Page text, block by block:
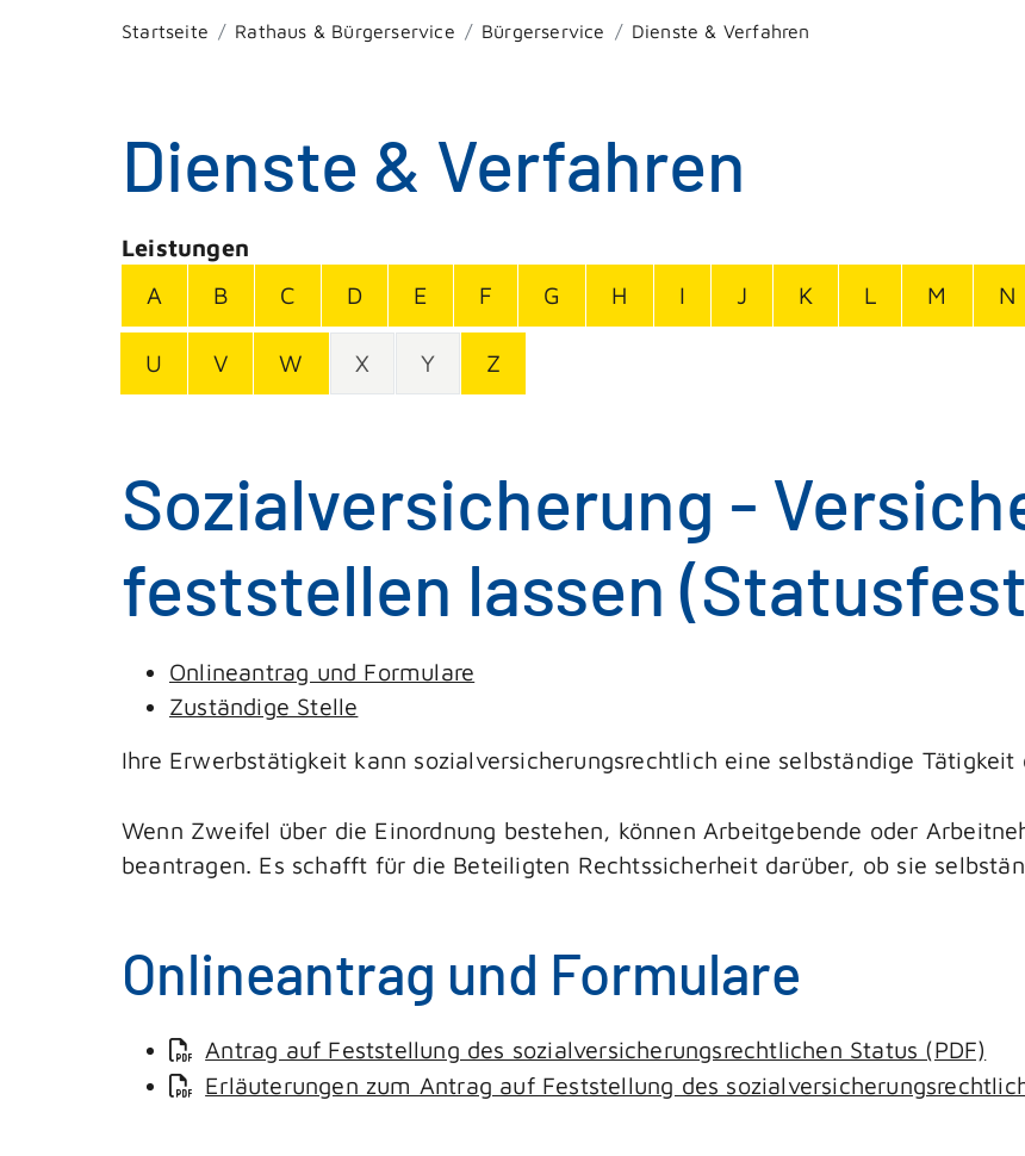
Startseite Rathaus & Bürgerservice Bürgerservice Dienste & Verfahren
Dienste & Verfahren
Leistungen
A
B C D E F G H I J K L M N
U V W X Y Z
Sozialversicherung -
feststellen lassen
Onlineantrag und Formulare
Zuständige Stelle
Ihre Erwerbstätigkeit kann sozialversicherungsrechtlich eine selbständige
Wenn Zweifel über die Einordnung bestehen, können Arbeitgebende oder
beantragen. Es schafft für die Beteiligten Rechtssicherheit darüber, ob sie
Onlineantrag und Formulare
Antrag auf Feststellung des sozialversicherungsrechtlichen Status (PDF)
Erläuterungen zum Antrag auf Feststellung des